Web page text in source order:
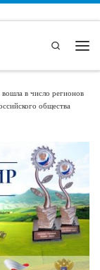
Search
в число регионов
общества